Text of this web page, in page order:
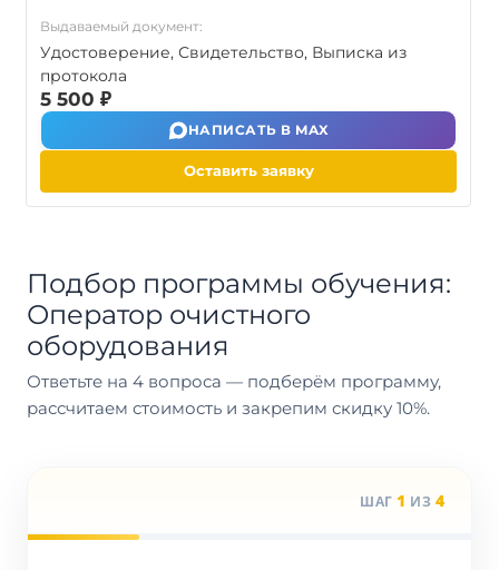
Выдаваемый документ:
Удостоверение, Свидетельство, Выписка из
протокола
5 500 ₽
НАПИСАТЬ В MAX
Оставить заявку
Подбор программы обучения:
Оператор очистного
оборудования
Ответьте на 4 вопроса — подберём программу,
рассчитаем стоимость и закрепим скидку 10%.
ШАГ 1 ИЗ 4